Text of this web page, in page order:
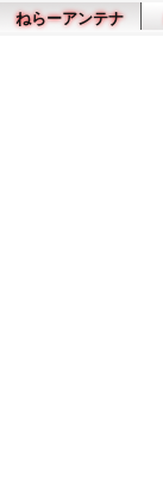
ねらーアンテナ